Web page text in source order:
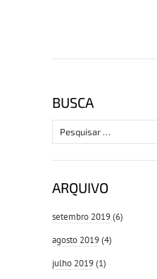
BUSCA
Pesquisar
por:
ARQUIVO
setembro 2019(6)
agosto 2019(4)
julho 2019(1)